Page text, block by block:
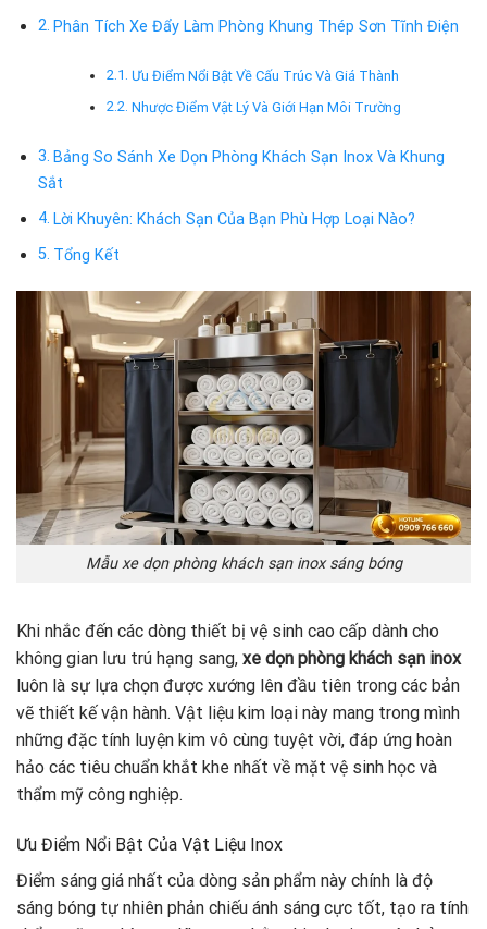
Phân Tích Xe Đẩy Làm Phòng Khung Thép Sơn Tĩnh Điện
Ưu Điểm Nổi Bật Về Cấu Trúc Và Giá Thành
Nhược Điểm Vật Lý Và Giới Hạn Môi Trường
Bảng So Sánh Xe Dọn Phòng Khách Sạn Inox Và Khung
Sắt
Lời Khuyên: Khách Sạn Của Bạn Phù Hợp Loại Nào?
Tổng Kết
Mẫu xe dọn phòng khách sạn inox sáng bóng
Khi nhắc đến các dòng thiết bị vệ sinh cao cấp dành cho
không gian lưu trú hạng sang, xe dọn phòng khách sạn inox
luôn là sự lựa chọn được xướng lên đầu tiên trong các bản
vẽ thiết kế vận hành. Vật liệu kim loại này mang trong mình
những đặc tính luyện kim vô cùng tuyệt vời, đáp ứng hoàn
hảo các tiêu chuẩn khắt khe nhất về mặt vệ sinh học và
thẩm mỹ công nghiệp.
Ưu Điểm Nổi Bật Của Vật Liệu Inox
Điểm sáng giá nhất của dòng sản phẩm này chính là độ
sáng bóng tự nhiên phản chiếu ánh sáng cực tốt, tạo ra tính